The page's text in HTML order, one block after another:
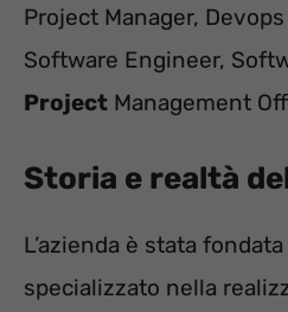
Project Manager,
Software Engineer,
Project Management
Storia e realtà
L’azienda è stata
specializzato nella